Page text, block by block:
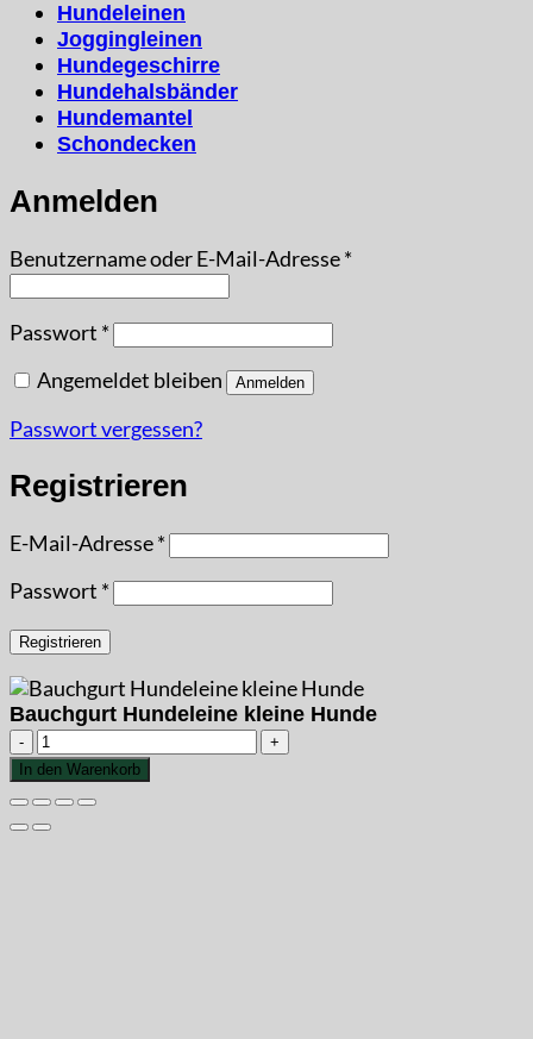
Hundeleinen
Joggingleinen
Hundegeschirre
Hundehalsbänder
Hundemantel
Schondecken
Anmelden
Benutzername oder E-Mail-Adresse*
Passwort *Erforderlich
Angemeldet bleiben
Anmelden
Passwort vergessen?
Registrieren
E-Mail-Adresse*Erforderlich
Passwort *Erforderlich
Registrieren
Bauchgurt Hundeleine kleine Hunde
Bauchgurt
Hundeleine
kleine
Hunde
Menge
In den Warenkorb